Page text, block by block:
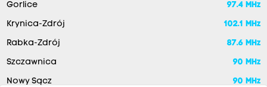
Gorlice 97.4 MHz
Krynica-Zdrój 102.1 MHz
Rabka-Zdrój 87.6 MHz
Szczawnica 90 MHz
Nowy Sącz 90 MHz